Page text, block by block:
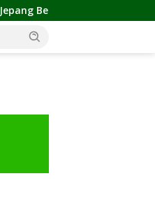
Cahaya nan Atraktif